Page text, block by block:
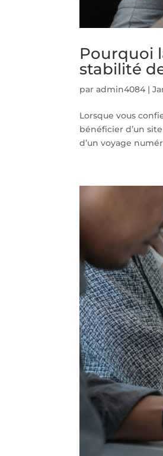
Pourquoi
stabilité
paradmin4084 |
Lorsque vous
bénéficier d’un
d’un voyage